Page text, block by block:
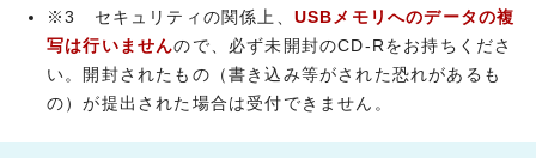
※3 セキュリティの関係上、 USBメモリへのデータの複
写は行いませんので、必ず未開封のCD-Rをお持ちくださ
い。開封されたもの（書き込み等がされた恐れがあるも
の）が提出された場合は受付できません。